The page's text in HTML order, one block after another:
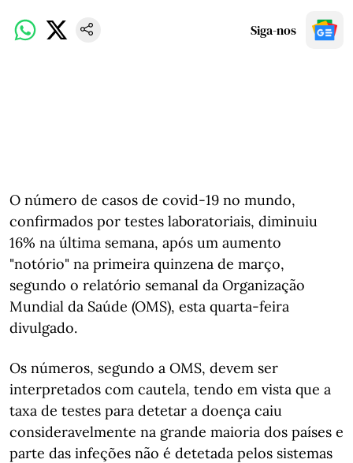
Siga-nos
O número de casos de covid-19 no mundo,
confirmados por testes laboratoriais, diminuiu
16% na última semana, após um aumento
"notório" na primeira quinzena de março,
segundo o relatório semanal da Organização
Mundial da Saúde (OMS), esta quarta-feira
divulgado.
Os números, segundo a OMS, devem ser
interpretados com cautela, tendo em vista que a
taxa de testes para detetar a doença caiu
consideravelmente na grande maioria dos países e
parte das infeções não é detetada pelos sistemas